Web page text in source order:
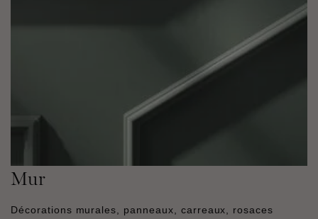
Mur
Décorations murales, panneaux, carreaux, rosaces